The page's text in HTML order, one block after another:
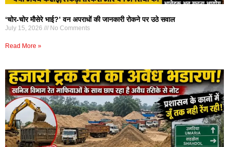
‘चोर-चोर मौसेरे भाई?’ वन अपराधों की जानकारी रोकने पर उठे सवाल
July 15, 2026 No Comments
Read More »